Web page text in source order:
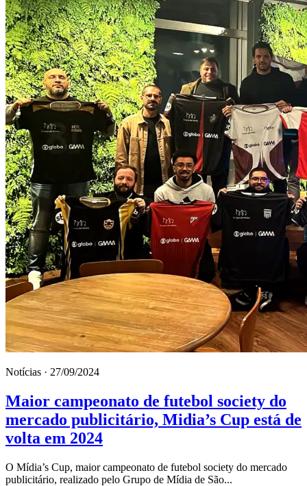
Notícias · 27/09/2024
Maior campeonato de futebol society do
mercado publicitário, Midia’s Cup está de
volta em 2024
O Mídia’s Cup, maior campeonato de futebol society do mercado
publicitário, realizado pelo Grupo de Mídia de São...